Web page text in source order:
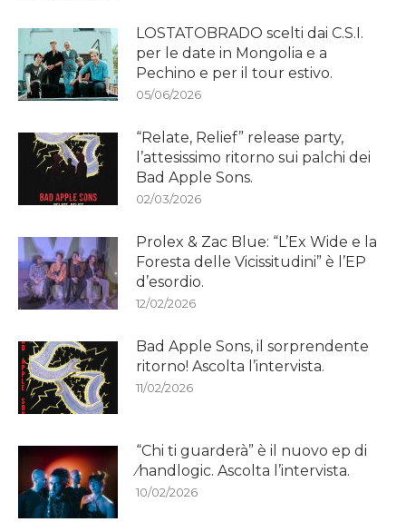
LOSTATOBRADO scelti dai C.S.I.
per le date in Mongolia e a
Pechino e per il tour estivo.
05/06/2026
“Relate, Relief” release party,
l’attesissimo ritorno sui palchi dei
Bad Apple Sons.
02/03/2026
Prolex & Zac Blue: “L’Ex Wide e la
Foresta delle Vicissitudini” è l’EP
d’esordio.
12/02/2026
Bad Apple Sons, il sorprendente
ritorno! Ascolta l’intervista.
11/02/2026
“Chi ti guarderà” è il nuovo ep di
⁄handlogic. Ascolta l’intervista.
10/02/2026